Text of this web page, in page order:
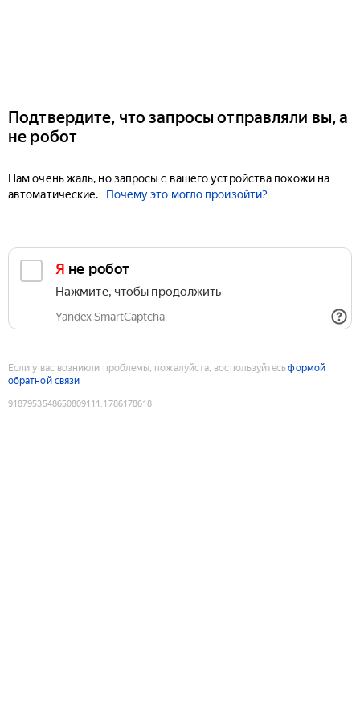
Подтвердите, что запросы отправляли вы, а
не робот
Нам очень жаль, но запросы с вашего устройства похожи на
автоматические.
Почему это могло произойти?
Я не робот
Нажмите, чтобы продолжить
Yandex SmartCaptcha
Если у вас возникли проблемы, пожалуйста, воспользуйтесьформой
обратной связи
9187953548650809111 :1786178618